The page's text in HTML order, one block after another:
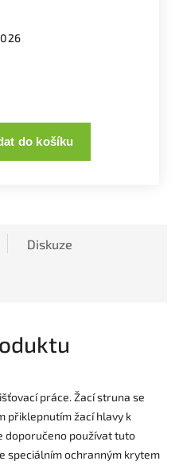
do košíku
Diskuze
práce. Žací struna se
přiklepnutím žací hlavy k
doporučeno používat tuto
speciálním ochranným krytem